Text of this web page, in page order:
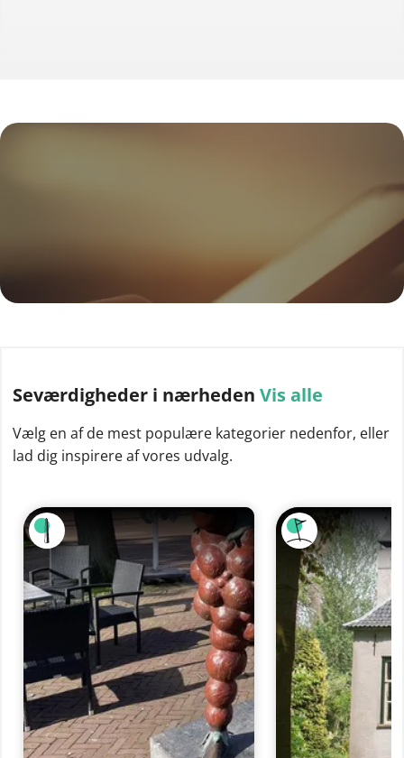
Seværdigheder i nærheden Vis alle
Vælg en af de mest populære kategorier nedenfor, eller
lad dig inspirere af vores udvalg.